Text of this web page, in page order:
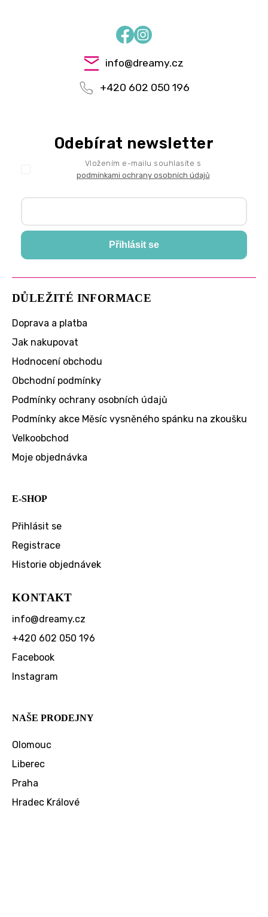
FacebookInstagram
info@dreamy.cz
+420 602 050 196
DŮLEŽITÉ INFORMACE
Doprava a platba
Jak nakupovat
Hodnocení obchodu
Obchodní podmínky
Podmínky ochrany osobních údajů
Podmínky akce Měsíc vysněného spánku na zkoušku
Velkoobchod
Moje objednávka
E-SHOP
Přihlásit se
Registrace
Historie objednávek
KONTAKT
info@dreamy.cz
+420 602 050 196
Facebook
Instagram
Odebírat newsletter
Vložením e-mailu souhlasíte s
podmínkami ochrany osobních údajů
Přihlásit se
NAŠE PRODEJNY
Olomouc
Liberec
Praha
Hradec Králové